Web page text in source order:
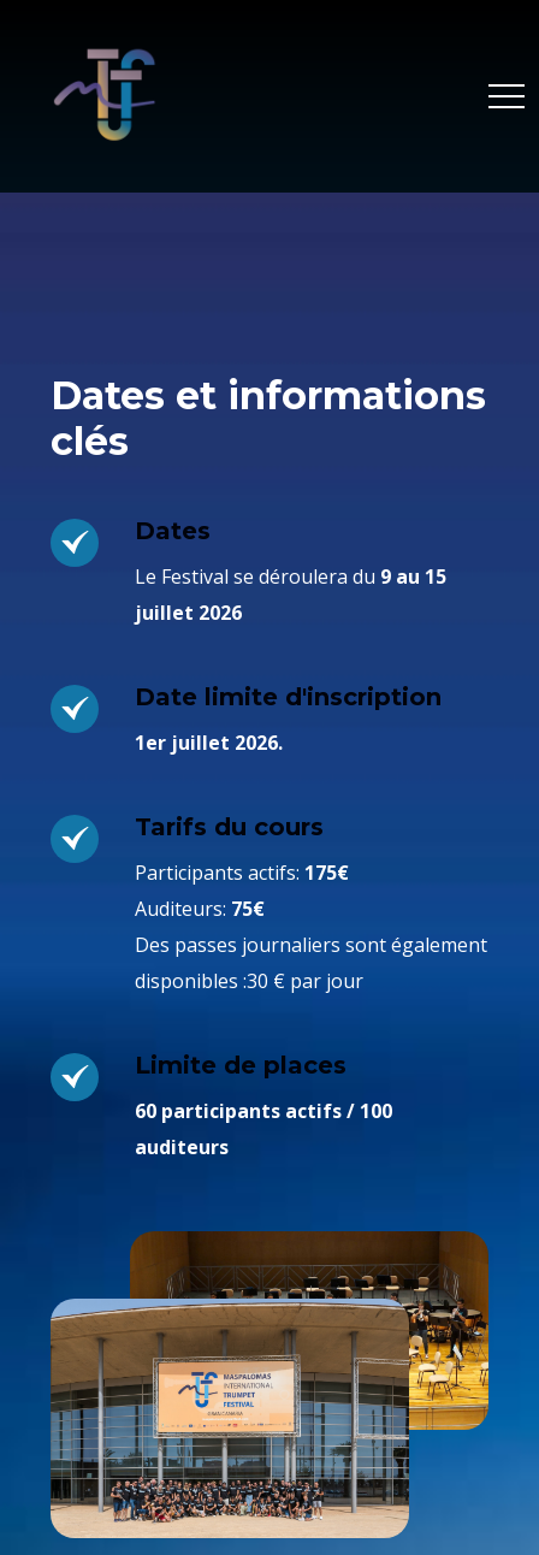
Dates et informations
clés
Dates
Le Festival se déroulera du 9 au 15
juillet 2026
Date limite d'inscription
1er juillet 2026.
Tarifs du cours
Participants actifs: 175€
Auditeurs: 75€
Des passes journaliers sont également
disponibles :30 € par jour
Limite de places
60 participants actifs / 100
auditeurs